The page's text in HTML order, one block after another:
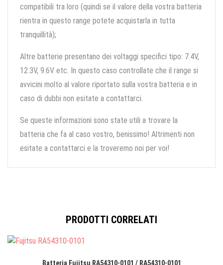
compatibili tra loro (quindi se il valore della vostra batteria
rientra in questo range potete acquistarla in tutta
tranquillità);
Altre batterie presentano dei voltaggi specifici tipo: 7.4V,
12.3V, 9.6V etc. In questo caso controllate che il range si
avvicini molto al valore riportato sulla vostra batteria e in
caso di dubbi non esitate a contattarci.
Se queste informazioni sono state utili a trovare la
batteria che fa al caso vostro, benissimo! Altrimenti non
esitate a contattarci e la troveremo noi per voi!
PRODOTTI CORRELATI
Batteria Fujitsu RA54310-0101 / RA54310-0101